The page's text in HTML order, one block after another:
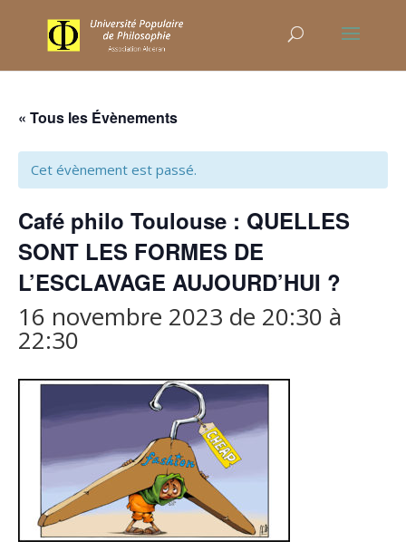
« Tous les Évènements
Cet évènement est passé.
Café philo Toulouse : QUELLES
SONT LES FORMES DE
L’ESCLAVAGE AUJOURD’HUI ?
16 novembre 2023 de 20:30 à
22:30